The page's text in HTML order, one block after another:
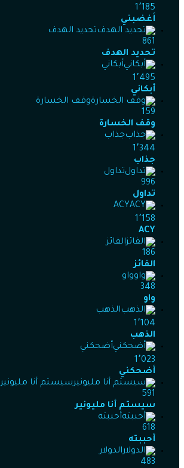
1٬185
أغضبني
تحديد الهدف
861
تحديد الهدف
أبكاني
1٬495
أبكاني
وقف الخسارة
159
وقف الخسارة
جذاب
1٬344
جذاب
تداول
996
تداول
ACY
1٬158
ACY
الفائز
186
الفائز
واو
348
واو
الذهب
1٬104
الذهب
أضحكني
1٬023
أضحكني
سيستم أنا مليونير
591
سيستم أنا مليونير
أحببته
618
أحببته
الدولار
483